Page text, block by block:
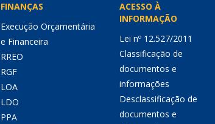
FINANÇAS
Execução Orçamentária
e Financeira
RREO
RGF
LOA
LDO
PPA
ACESSO À
INFORMAÇÃO
Lei nº 12.527/2011
Classificação de
documentos e
informações
Desclassificação de
documentos e